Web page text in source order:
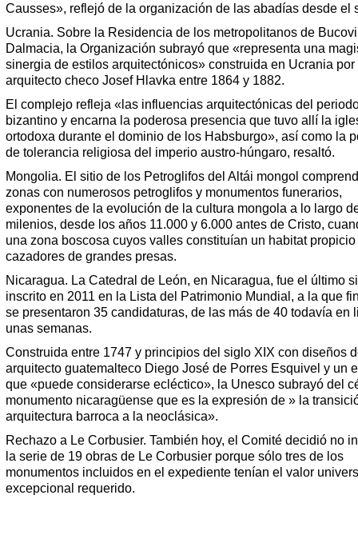
Causses», reflejó de la organización de las abadías desde el
Ucrania. Sobre la Residencia de los metropolitanos de
Dalmacia, la Organización subrayó que «representa una
sinergia de estilos arquitectónicos» construida en Ucrania por
arquitecto checo Josef Hlavka entre 1864 y 1882.
El complejo refleja «las influencias arquitectónicas del
bizantino y encarna la poderosa presencia que tuvo allí la
ortodoxa durante el dominio de los Habsburgo», así como la
de tolerancia religiosa del imperio austro-húngaro, resaltó.
Mongolia. El sitio de los Petroglifos del Altái mongol
zonas con numerosos petroglifos y monumentos funerarios,
exponentes de la evolución de la cultura mongola a lo largo
milenios, desde los años 11.000 y 6.000 antes de Cristo,
una zona boscosa cuyos valles constituían un habitat
cazadores de grandes presas.
Nicaragua. La Catedral de León, en Nicaragua, fue el último
inscrito en 2011 en la Lista del Patrimonio Mundial, a la que
se presentaron 35 candidaturas, de las más de 40 todavía en
unas semanas.
Construida entre 1747 y principios del siglo XIX con diseños
arquitecto guatemalteco Diego José de Porres Esquivel y un
que «puede considerarse ecléctico», la Unesco subrayó del
monumento nicaragüense que es la expresión de » la
arquitectura barroca a la neoclásica».
Rechazo a Le Corbusier. También hoy, el Comité decidió no
la serie de 19 obras de Le Corbusier porque sólo tres de los
monumentos incluidos en el expediente tenían el valor
excepcional requerido.